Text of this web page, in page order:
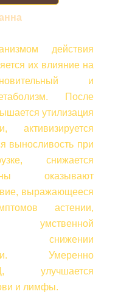
действия
их влияние на
и
После
утилизация
активизируется
выносливость при
снижается
оказывают
выражающееся
астении,
снижении
Умеренно
улучшается
и лимфы.